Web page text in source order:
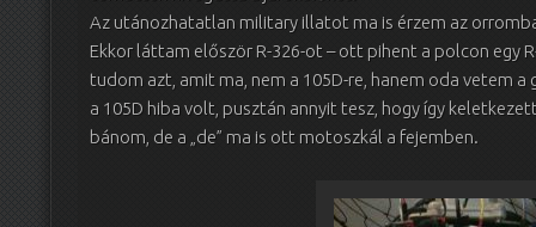
Az utánozhatatlan military illatot ma is érzem az
Ekkor láttam először R-326-ot – ott pihent a polcon egy
tudom azt, amit ma, nem a 105D-re, hanem oda vetem
a 105D hiba volt, pusztán annyit tesz, hogy így
bánom, de a „de” ma is ott motoszkál a fejemben.